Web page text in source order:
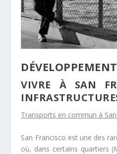
DÉVELOPPEMENT
VIVRE À SAN
Transports en commun à
San Francisco est une des
où, dans certains quartiers